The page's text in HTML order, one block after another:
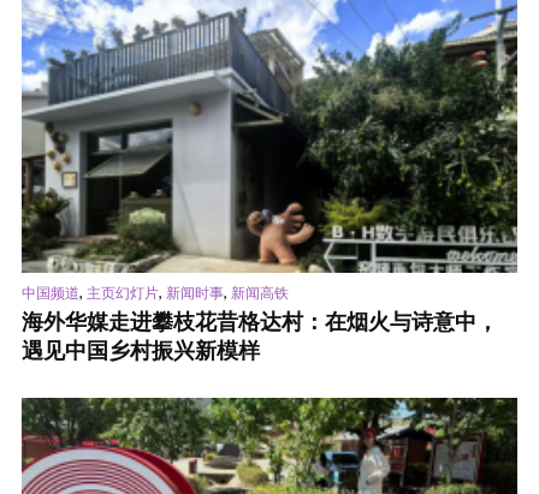
中国频道, 主页幻灯片, 新闻时事, 新闻高铁
海外华媒走进攀枝花昔格达村：在烟火与诗意中，
遇见中国乡村振兴新模样